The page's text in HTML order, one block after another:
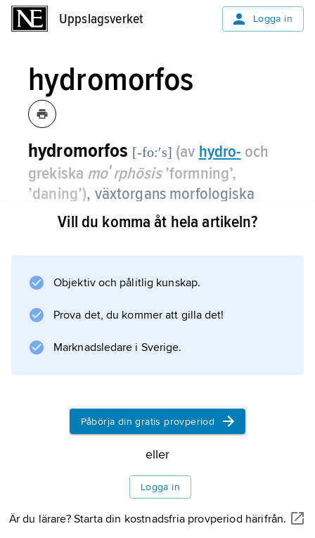
Uppslagsverket Logga in
hydromorfos
hydromorfos [-fo:ʹs] (av hydro- och
grekiska moʹrphōsis’formning’,
’daning’), växtorgans morfologiska
anpassning till tillgången på vatten.
hygromorfos
xeromorfos
.
Information om artikeln
Vill du komma åt hela artikeln?
Objektiv och pålitlig kunskap.
Prova det, du kommer att gilla det!
Marknadsledare i Sverige.
Påbörja din gratis provperiod
eller
Logga in
Är du lärare? Starta din kostnadsfria provperiod härifrån.